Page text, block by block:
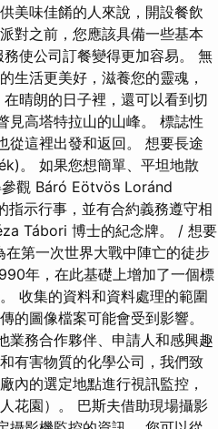
美味佳餚的人來說，開設餐飲
對之前，您應該具備一些基本
使公司訂餐變得更加容易。 無
生活更美好，滋養您的靈魂，
晴朗的日子裡，還可以看到切
高塔特拉山的山峰。 標誌性
這裡出發和返回。 想要長途
。 如果您想簡單、平坦地散
觀 Báró Eötvös Loránd
示行事，並有合約義務遵守相
Tábori 博士的紀念牌。 / 想要
第一次世界大戰中陣亡的徒步
年，在此基礎上增加了一個標
收集的資料和資料處理的範圍
的圖像檔案可能會受到影響。
業務合作夥伴、申請人和感興趣
有害物質的化學公司，我們致
內的選定地點進行視訊監控，
花園）。 巴斯夫借助現場攝影